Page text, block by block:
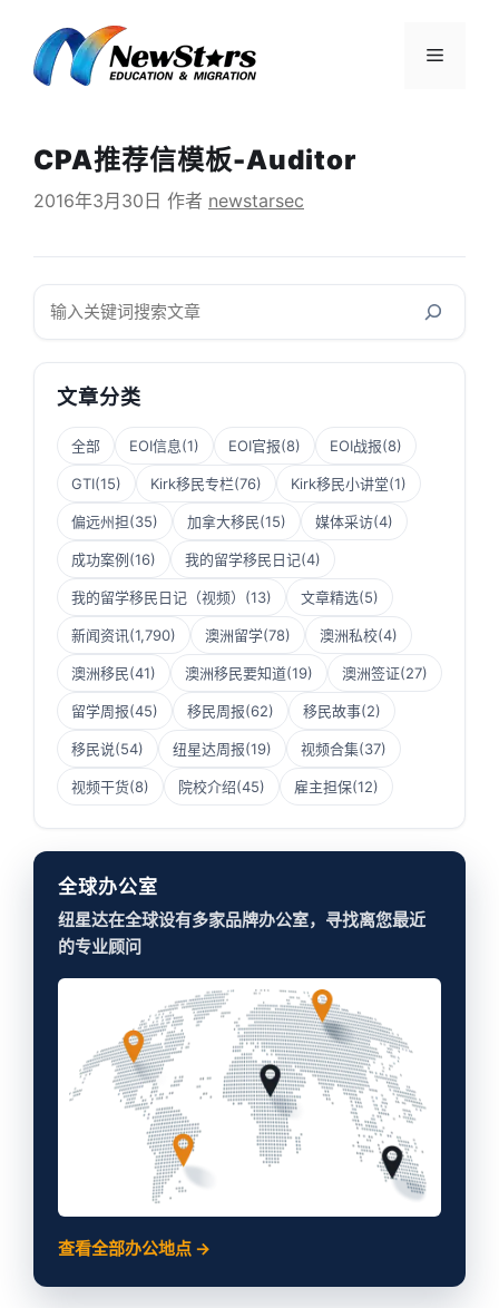
菜
CPA推荐信模板-Auditor
2016年3月30日 作者 newstarsec
搜
文章分类
全部 EOI信息(1) EOI官报(8) EOI战报(8)
GTI(15) Kirk移民专栏(76) Kirk移民小讲堂(1)
偏远州担(35) 加拿大移民(15) 媒体采访(4)
成功案例(16) 我的留学移民日记(4)
我的留学移民日记（视频） (13) 文章精选(5)
新闻资讯(1,790) 澳洲留学(78) 澳洲私校(4)
澳洲移民(41) 澳洲移民要知道(19) 澳洲签证(27)
留学周报(45) 移民周报(62) 移民故事(2)
移民说(54) 纽星达周报(19) 视频合集(37)
视频干货(8) 院校介绍(45) 雇主担保(12)
全球办公室
纽星达在全球设有多家品牌办公室，寻找离您最近
的专业顾问
查看全部办公地点 →